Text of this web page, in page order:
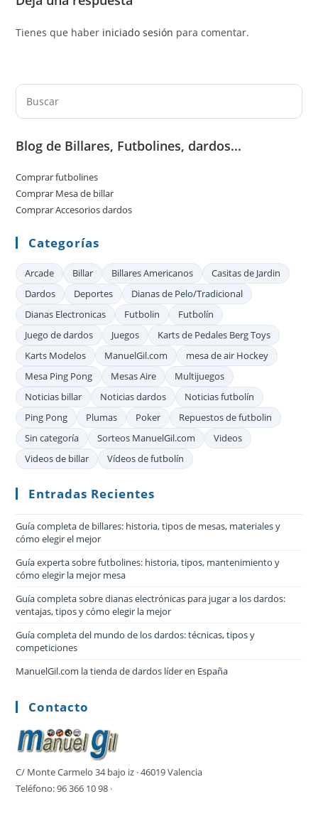
Tienes que haber iniciado sesión para comentar.
Blog de Billares, Futbolines, dardos...
Comprar futbolines
Comprar Mesa de billar
Comprar Accesorios dardos
Categorías
Arcade Billar Billares Americanos
Casitas de Jardin
Dardos
Deportes
Dianas de Pelo/Tradicional
Dianas Electronicas
Futbolin
Futbolín
Juego de dardos
Juegos
Karts de Pedales Berg Toys
Karts Modelos
ManuelGil.com
mesa de air Hockey
Mesa Ping Pong
Mesas Aire
Multijuegos
Noticias billar
Noticias dardos
Noticias futbolín
Ping Pong
Plumas Poker
Repuestos de futbolin
Sin categoría
Sorteos ManuelGil.com
Videos
Videos de billar
Vídeos de futbolín
Entradas Recientes
Guía completa de billares: historia, tipos de mesas, materiales y
cómo elegir el mejor
Guía experta sobre futbolines: historia, tipos, mantenimiento y
cómo elegir la mejor mesa
Guía completa sobre dianas electrónicas para jugar a los dardos:
ventajas, tipos y cómo elegir la mejor
Guía completa del mundo de los dardos: técnicas, tipos y
competiciones
ManuelGil.com la tienda de dardos líder en España
Contacto
C/ Monte Carmelo 34 bajo iz · 46019 Valencia
Teléfono: 96 366 10 98 ·